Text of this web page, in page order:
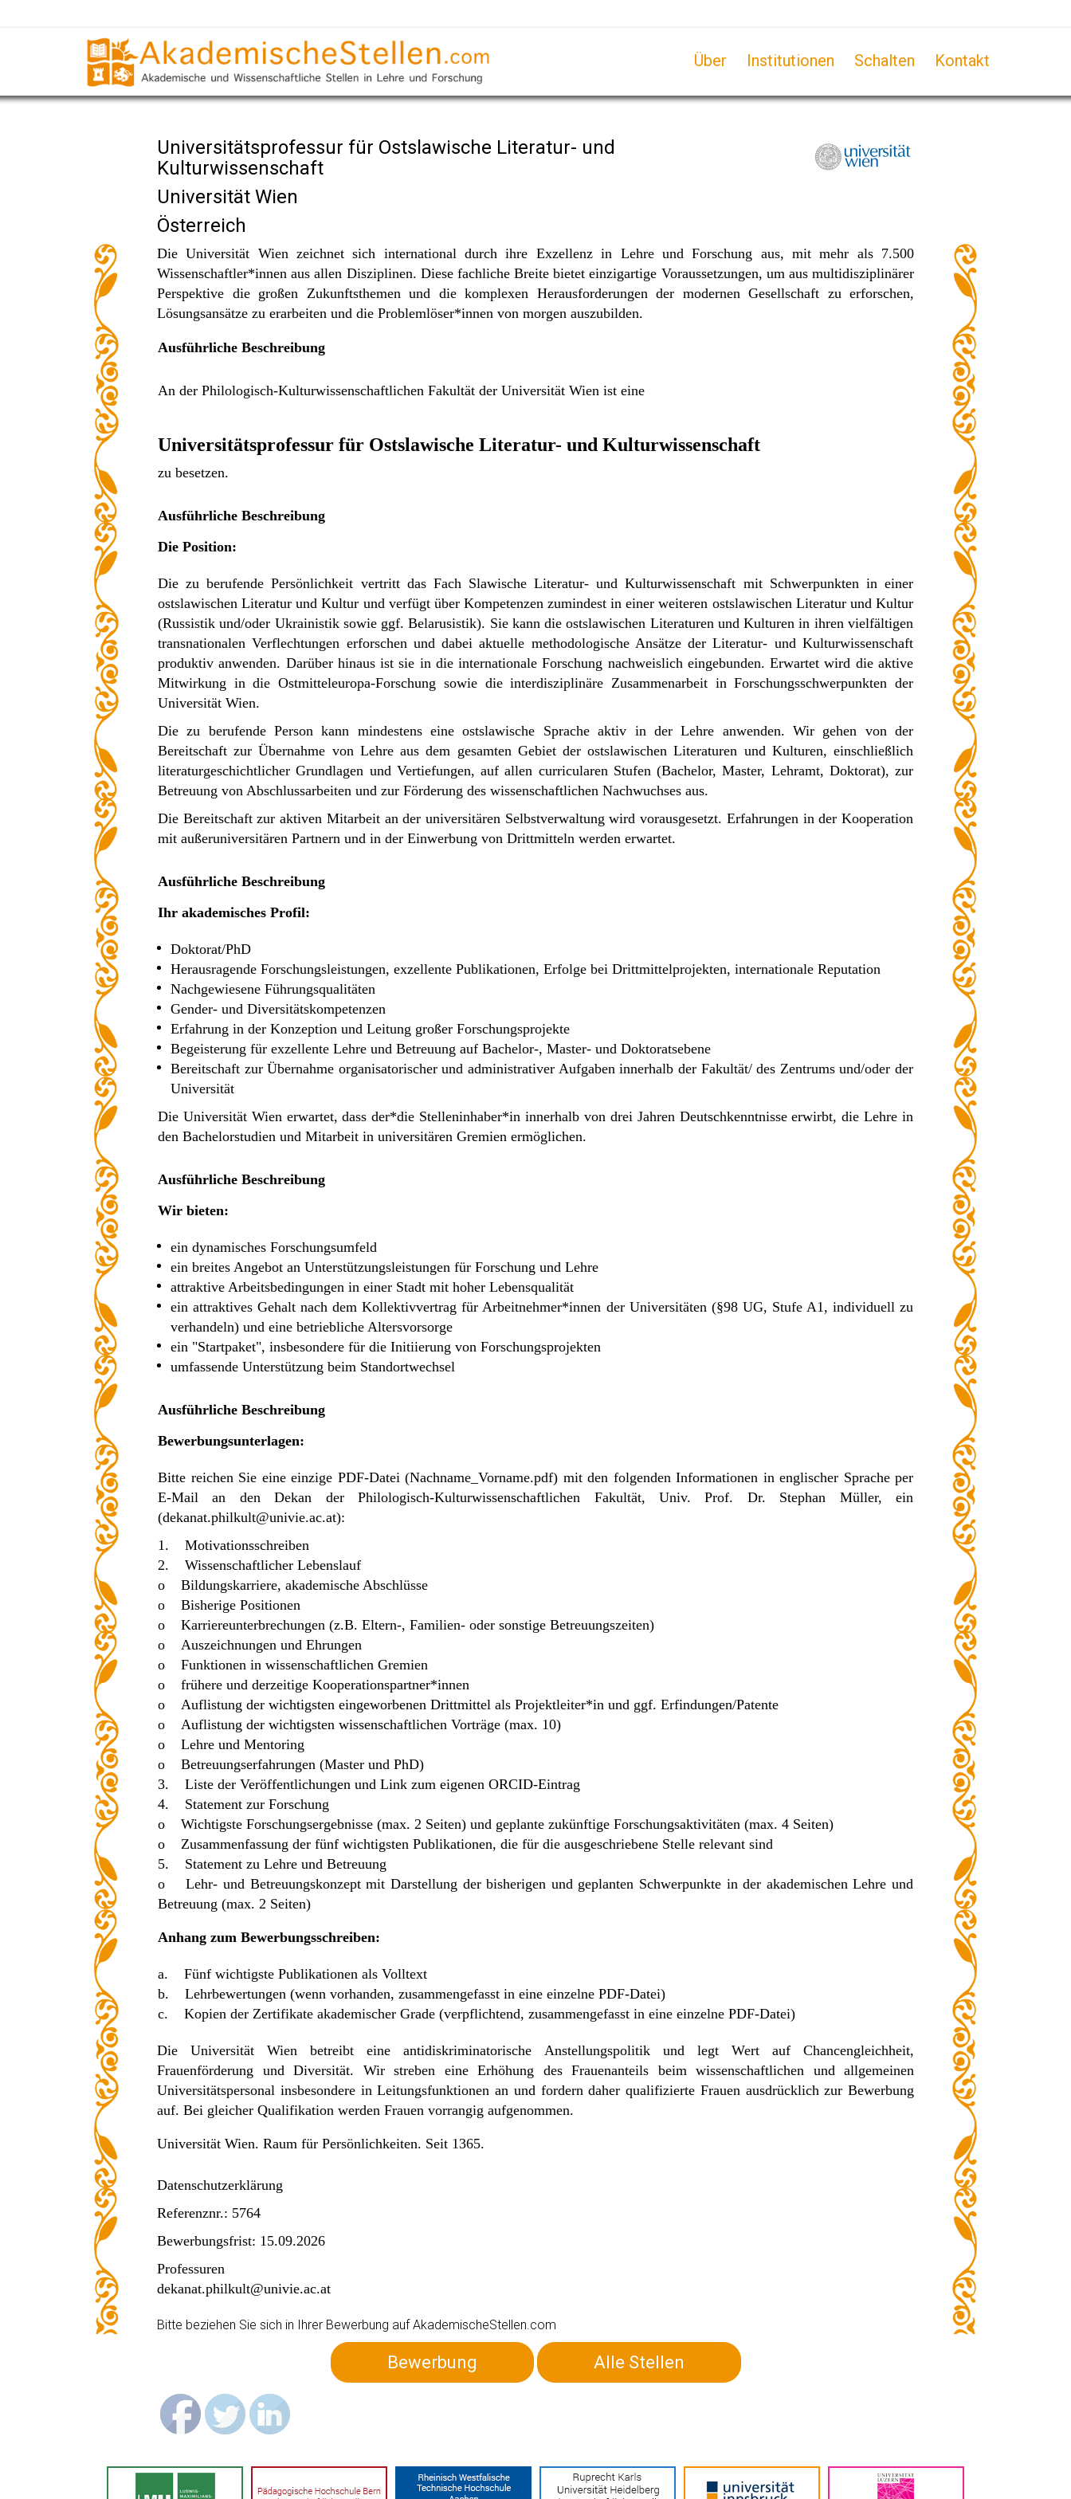
Über Institutionen Schalten Kontakt
Universitätsprofessur für Ostslawische Literatur- und
Kulturwissenschaft
Universität Wien
Österreich
Die Universität Wien zeichnet sich international durch ihre Exzellenz in Lehre und Forschung aus, mit mehr als 7.500
Wissenschaftler*innen aus allen Disziplinen. Diese fachliche Breite bietet einzigartige Voraussetzungen, um aus multidisziplinärer
Perspektive die großen Zukunftsthemen und die komplexen Herausforderungen der modernen Gesellschaft zu erforschen,
Lösungsansätze zu erarbeiten und die Problemlöser*innen von morgen auszubilden.
Ausführliche Beschreibung
An der Philologisch-Kulturwissenschaftlichen Fakultät der Universität Wien ist eine
Universitätsprofessur für Ostslawische Literatur- und Kulturwissenschaft
zu besetzen.
Ausführliche Beschreibung
Die Position:
Die zu berufende Persönlichkeit vertritt das Fach Slawische Literatur- und Kulturwissenschaft mit Schwerpunkten in einer
ostslawischen Literatur und Kultur und verfügt über Kompetenzen zumindest in einer weiteren ostslawischen Literatur und Kultur
(Russistik und/oder Ukrainistik sowie ggf. Belarusistik). Sie kann die ostslawischen Literaturen und Kulturen in ihren vielfältigen
transnationalen Verflechtungen erforschen und dabei aktuelle methodologische Ansätze der Literatur- und Kulturwissenschaft
produktiv anwenden. Darüber hinaus ist sie in die internationale Forschung nachweislich eingebunden. Erwartet wird die aktive
Mitwirkung in die Ostmitteleuropa-Forschung sowie die interdisziplinäre Zusammenarbeit in Forschungsschwerpunkten der
Universität Wien.
Die zu berufende Person kann mindestens eine ostslawische Sprache aktiv in der Lehre anwenden. Wir gehen von der
Bereitschaft zur Übernahme von Lehre aus dem gesamten Gebiet der ostslawischen Literaturen und Kulturen, einschließlich
literaturgeschichtlicher Grundlagen und Vertiefungen, auf allen curricularen Stufen (Bachelor, Master, Lehramt, Doktorat), zur
Betreuung von Abschlussarbeiten und zur Förderung des wissenschaftlichen Nachwuchses aus.
Die Bereitschaft zur aktiven Mitarbeit an der universitären Selbstverwaltung wird vorausgesetzt. Erfahrungen in der Kooperation
mit außeruniversitären Partnern und in der Einwerbung von Drittmitteln werden erwartet.
Ausführliche Beschreibung
Ihr akademisches Profil:
Doktorat/PhD
Herausragende Forschungsleistungen, exzellente Publikationen, Erfolge bei Drittmittelprojekten, internationale Reputation
Nachgewiesene Führungsqualitäten
Gender- und Diversitätskompetenzen
Erfahrung in der Konzeption und Leitung großer Forschungsprojekte
Begeisterung für exzellente Lehre und Betreuung auf Bachelor-, Master- und Doktoratsebene
Bereitschaft zur Übernahme organisatorischer und administrativer Aufgaben innerhalb der Fakultät/ des Zentrums und/oder der
Universität
Die Universität Wien erwartet, dass der*die Stelleninhaber*in innerhalb von drei Jahren Deutschkenntnisse erwirbt, die Lehre in
den Bachelorstudien und Mitarbeit in universitären Gremien ermöglichen.
Ausführliche Beschreibung
Wir bieten:
ein dynamisches Forschungsumfeld
ein breites Angebot an Unterstützungsleistungen für Forschung und Lehre
attraktive Arbeitsbedingungen in einer Stadt mit hoher Lebensqualität
ein attraktives Gehalt nach dem Kollektivvertrag für Arbeitnehmer*innen der Universitäten (§98 UG, Stufe A1, individuell zu
verhandeln) und eine betriebliche Altersvorsorge
ein "Startpaket", insbesondere für die Initiierung von Forschungsprojekten
umfassende Unterstützung beim Standortwechsel
Ausführliche Beschreibung
Bewerbungsunterlagen:
Bitte reichen Sie eine einzige PDF-Datei (Nachname_Vorname.pdf) mit den folgenden Informationen in englischer Sprache per
E-Mail an den Dekan der Philologisch-Kulturwissenschaftlichen Fakultät, Univ. Prof. Dr. Stephan Müller, ein
(dekanat.philkult@univie.ac.at):
1. Motivationsschreiben
2. Wissenschaftlicher Lebenslauf
o Bildungskarriere, akademische Abschlüsse
o Bisherige Positionen
o Karriereunterbrechungen (z.B. Eltern-, Familien- oder sonstige Betreuungszeiten)
o Auszeichnungen und Ehrungen
o Funktionen in wissenschaftlichen Gremien
o frühere und derzeitige Kooperationspartner*innen
o Auflistung der wichtigsten eingeworbenen Drittmittel als Projektleiter*in und ggf. Erfindungen/Patente
o Auflistung der wichtigsten wissenschaftlichen Vorträge (max. 10)
o Lehre und Mentoring
o Betreuungserfahrungen (Master und PhD)
3. Liste der Veröffentlichungen und Link zum eigenen ORCID-Eintrag
4. Statement zur Forschung
o Wichtigste Forschungsergebnisse (max. 2 Seiten) und geplante zukünftige Forschungsaktivitäten (max. 4 Seiten)
o Zusammenfassung der fünf wichtigsten Publikationen, die für die ausgeschriebene Stelle relevant sind
5. Statement zu Lehre und Betreuung
o Lehr- und Betreuungskonzept mit Darstellung der bisherigen und geplanten Schwerpunkte in der akademischen Lehre und
Betreuung (max. 2 Seiten)
Anhang zum Bewerbungsschreiben:
a. Fünf wichtigste Publikationen als Volltext
b. Lehrbewertungen (wenn vorhanden, zusammengefasst in eine einzelne PDF-Datei)
c. Kopien der Zertifikate akademischer Grade (verpflichtend, zusammengefasst in eine einzelne PDF-Datei)
Die Universität Wien betreibt eine antidiskriminatorische Anstellungspolitik und legt Wert auf Chancengleichheit,
Frauenförderung und Diversität. Wir streben eine Erhöhung des Frauenanteils beim wissenschaftlichen und allgemeinen
Universitätspersonal insbesondere in Leitungsfunktionen an und fordern daher qualifizierte Frauen ausdrücklich zur Bewerbung
auf. Bei gleicher Qualifikation werden Frauen vorrangig aufgenommen.
Universität Wien. Raum für Persönlichkeiten. Seit 1365.
Datenschutzerklärung
Referenznr.: 5764
Bewerbungsfrist: 15.09.2026
Professuren
dekanat.philkult@univie.ac.at
Bitte beziehen Sie sich in Ihrer Bewerbung auf AkademischeStellen.com
Bewerbung Alle Stellen